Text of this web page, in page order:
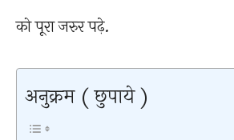
को पूरा जरुर पढ़े.
अनुक्रम ( छुपाये )